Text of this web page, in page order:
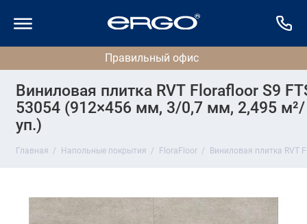
Виниловая плитка RVT Florafloor S9
53054 (912×456 мм, 3/0,7 мм, 2,495 м²/
уп.)
Главная Напольные покрытия FloraFloor Виниловая плитка RVT